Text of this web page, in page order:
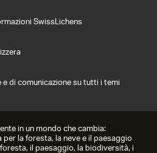
SwissLichens
di comunicazione su tutti i temi
in un mondo che cambia:
la foresta, la neve e il paesaggio
il paesaggio, la biodiversità, i